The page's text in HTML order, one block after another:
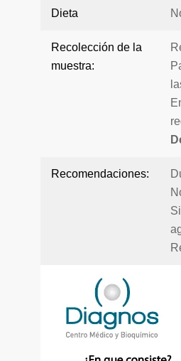
Dieta
Recolección de la
muestra:
Recomendaciones: